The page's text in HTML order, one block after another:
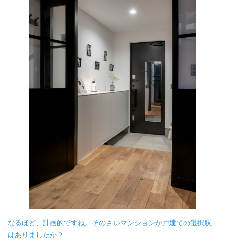
なるほど、計画的ですね。そのさいマンションか戸建ての選択肢
はありましたか？